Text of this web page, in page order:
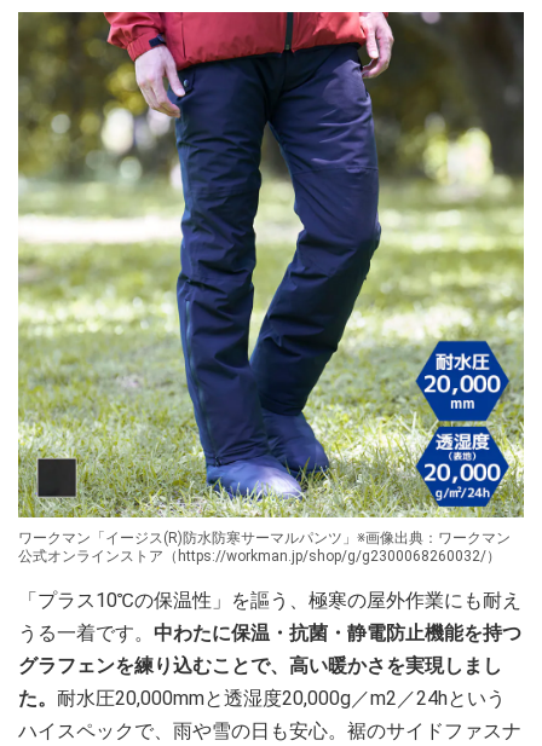
ワークマン「イージス(R)防水防寒サーマルパンツ」※画像出典：ワークマン
公式オンラインストア（https://workman.jp/shop/g/g2300068260032/）
「プラス10℃の保温性」を謳う、極寒の屋外作業にも耐え
うる一着です。 中わたに保温・抗菌・静電防止機能を持つ
グラフェンを練り込むことで、高い暖かさを実現しまし
た。 耐水圧20,000mmと透湿度20,000g／m2／24hという
ハイスペックで、雨や雪の日も安心。裾のサイドファスナ